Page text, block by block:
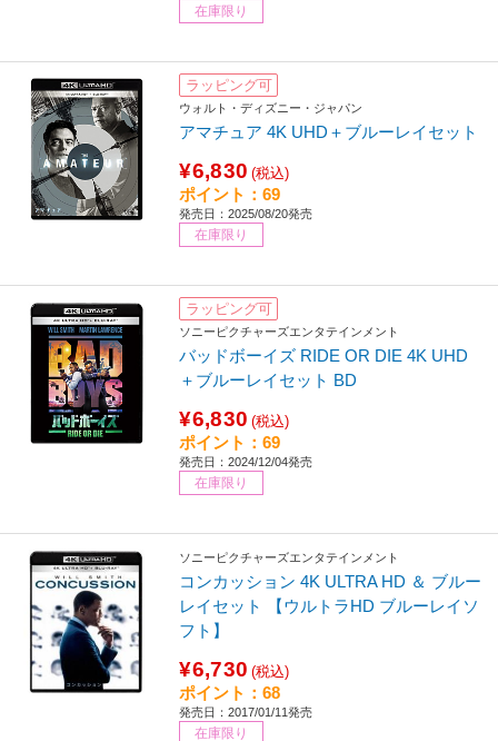
在庫限り
ラッピング可
ウォルト・ディズニー・ジャパン
アマチュア 4K UHD＋ブルーレイセット
¥6,830 (税込)
ポイント：69
発売日：2025/08/20発売
在庫限り
ラッピング可
ソニーピクチャーズエンタテインメント
バッドボーイズ RIDE OR DIE 4K UHD
＋ブルーレイセット BD
¥6,830 (税込)
ポイント：69
発売日：2024/12/04発売
在庫限り
ソニーピクチャーズエンタテインメント
コンカッション 4K ULTRA HD ＆ ブルー
レイセット 【ウルトラHD ブルーレイソ
フト】
¥6,730 (税込)
ポイント：68
発売日：2017/01/11発売
在庫限り